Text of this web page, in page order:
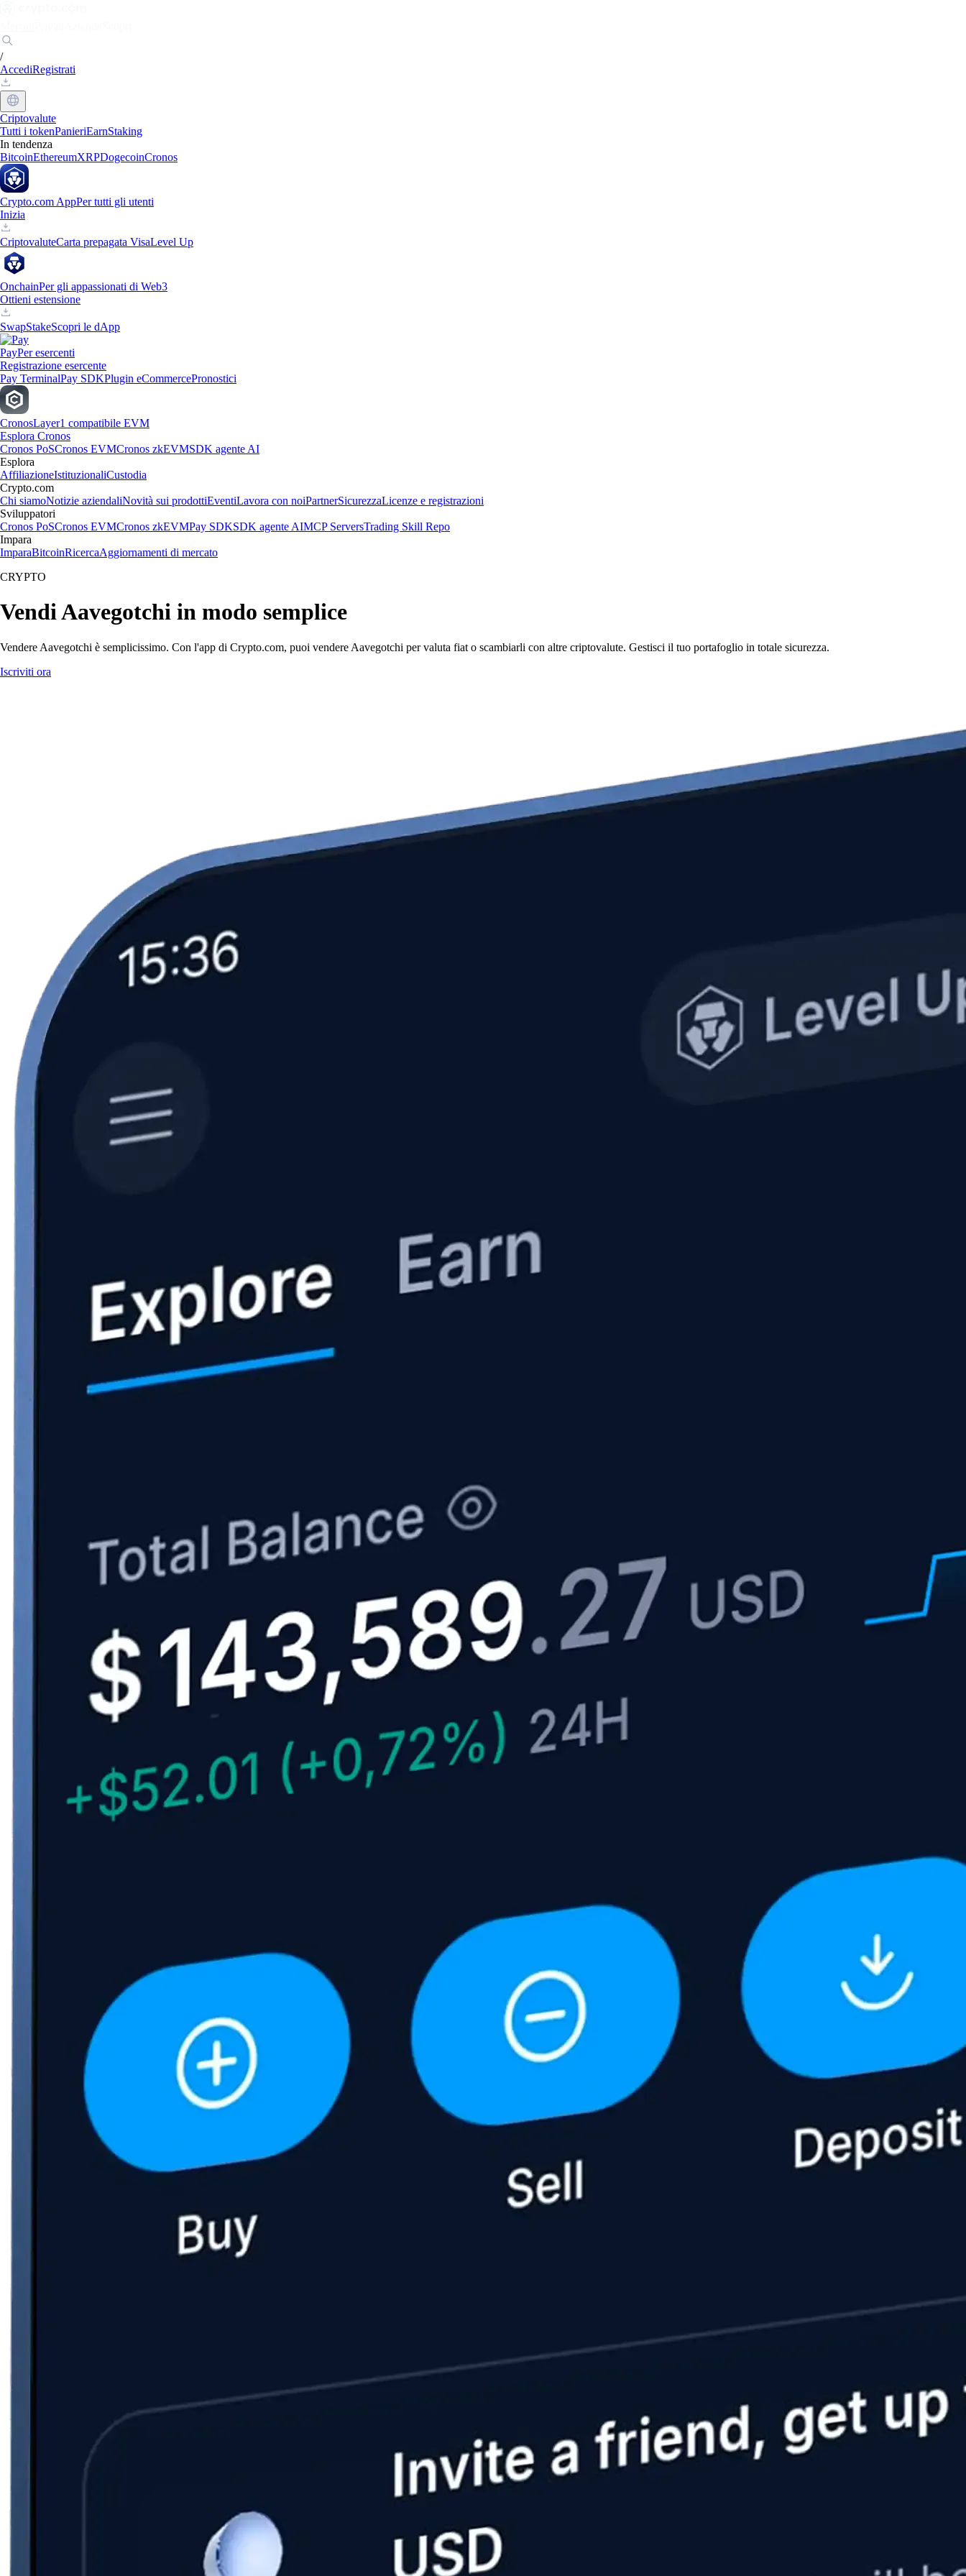
/
AccediRegistrati
Criptovalute
Tutti i tokenPanieriEarnStaking
In tendenza
BitcoinEthereumXRPDogecoinCronos
Crypto.com AppPer tutti gli utenti
Inizia
CriptovaluteCarta prepagata VisaLevel Up
OnchainPer gli appassionati di Web3
Ottieni estensione
SwapStakeScopri le dApp
PayPer esercenti
Registrazione esercente
Pay TerminalPay SDKPlugin eCommercePronostici
CronosLayer1 compatibile EVM
Esplora Cronos
Cronos PoSCronos EVMCronos zkEVMSDK agente AI
Esplora
AffiliazioneIstituzionaliCustodia
Crypto.com
Chi siamoNotizie aziendaliNovità sui prodottiEventiLavora con noiPartnerSicurezzaLicenze e registrazioni
Sviluppatori
Cronos PoSCronos EVMCronos zkEVMPay SDKSDK agente AIMCP ServersTrading Skill Repo
Impara
ImparaBitcoinRicercaAggiornamenti di mercato
CRYPTO
Vendi Aavegotchi in modo semplice
Vendere Aavegotchi è semplicissimo. Con l'app di Crypto.com, puoi vendere Aavegotchi per valuta fiat o scambiarli con altre criptovalute. Gestisci il tuo portafoglio in totale sicurezza.
Iscriviti ora